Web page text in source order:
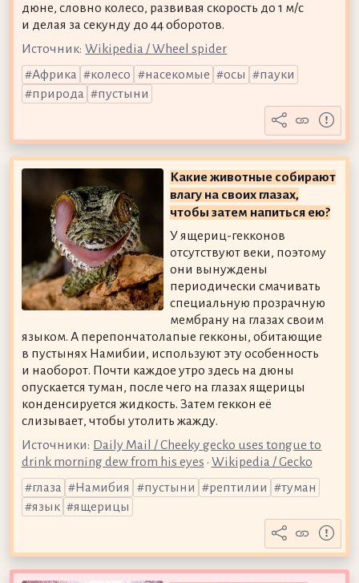
дюне, словно колесо, развивая скорость до 1 м/с
и делая за секунду до 44 оборотов.
Источник: Wikipedia / Wheel spider
Африка
колесо насекомые осы
пауки
природа
пустыни
Какие животные собирают
влагу на своих глазах,
чтобы затем напиться ею?
У ящериц-гекконов
отсутствуют веки, поэтому
они вынуждены
периодически смачивать
специальную прозрачную
мембрану на глазах своим
языком. А перепончатолапые гекконы, обитающие
в пустынях Намибии, используют эту особенность
и наоборот. Почти каждое утро здесь на дюны
опускается туман, после чего на глазах ящерицы
конденсируется жидкость. Затем геккон её
слизывает, чтобы утолить жажду.
Источники: Daily Mail / Cheeky gecko uses tongue to
drink morning dew from his eyes • Wikipedia / Gecko
глаза
Намибия пустыни рептилии
туман
язык
ящерицы